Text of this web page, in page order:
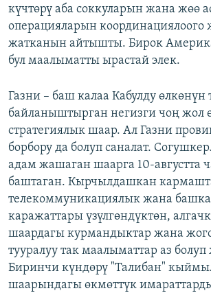
күчтөрү аба соккуларын жана жөө
операцияларын координациялоого
жатканын айтышты. Бирок
бул маалыматты ырастай элек.
Газни – баш калаа Кабулду
байланыштырган негизги чоң жол
стратегиялык шаар. Ал Газни
борбору да болуп саналат.
адам жашаган шаарга 10-августта
баштаган. Кырчылдашкан
телекоммуникациялык жана
каражаттары үзүлгөндүктөн,
шаардагы курмандыктар жана
тууралуу так маалыматтар аз
Биринчи күндөрү "Талибан"
шаарындагы өкмөттүк